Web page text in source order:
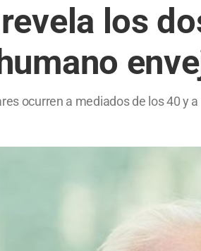
los
ocurren a mediados de los 40 y